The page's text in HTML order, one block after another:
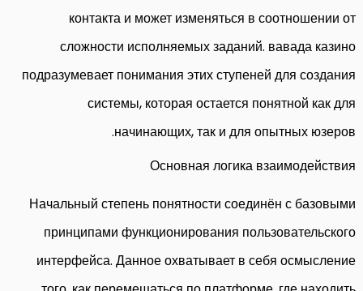
контакта и может изменяться в соотношении от
сложности исполняемых заданий. вавада казино
подразумевает понимания этих ступеней для создания
системы, которая остается понятной как для
начинающих, так и для опытных юзеров.
Основная логика взаимодействия
Начальный степень понятности соединён с базовыми
принципами функционирования пользовательского
интерфейса. Данное охватывает в себя осмысление